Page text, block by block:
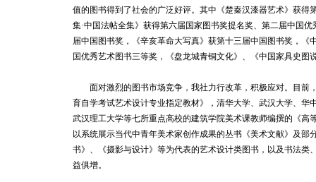
值的图书得到了社会的广泛好评。其中《楚秦汉漆器艺术》获得
集·中国法帖全集》获得第六届国家图书奖提名奖、第二届中国
届中国图书奖，《辛亥革命大写真》获第十三届中国图书奖，《
国优秀艺术图书三等奖，《盘龙城青铜文化》、《中国家具史图
面对激烈的图书市场竞争，我社力行改革，积极应对。目前
育自学考试艺术设计专业指定教材》，清华大学、武汉大学、华
武汉理工大学等七所重点高校的建筑学院美术课教师编撰的《高
以系统展示当代中青年美术家创作成果的丛书《美术文献》及部
书》、《摄影与设计》等为代表的艺术设计类图书，以及书法类
益俱增。